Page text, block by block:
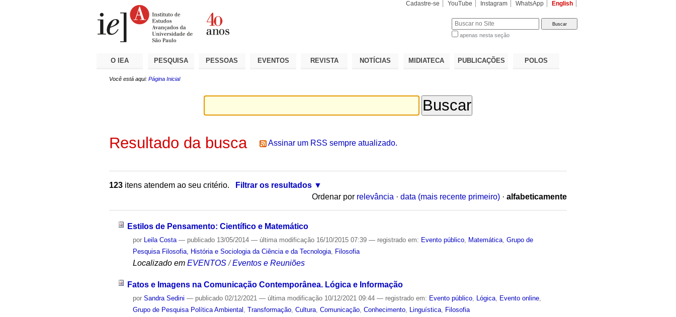
Cadastre-se YouTube Instagram WhatsApp English
apenas nesta seção
O IEA PESQUISA PESSOAS EVENTOS REVISTA NOTÍCIAS MIDIATECA PUBLICAÇÕES POLOS
Você está aqui: Página Inicial
Resultado da busca Assinar um RSS sempre atualizado.
123 itens atendem ao seu critério.
Filtrar os resultados
Ordenar por relevância · data (mais recente primeiro) · alfabeticamente
Estilos de Pensamento: Científico e Matemático
por Leila Costa — publicado 13/05/2014— última modificação 16/10/2015 07:39— registrado em: Evento público Matemática ,Grupo de
Pesquisa Filosofia, História e Sociologia da Ciência e da Tecnologia
Filosofia
Localizado em EVENTOS /Eventos e Reuniões
Fatos e Imagens na Comunicação Contemporânea. Lógica e Informação
porSandra Sedini — publicado 02/12/2021— última modificação 10/12/2021 09:44— registrado em: Evento público Lógica Evento online
Grupo de Pesquisa Política Ambiental ,Transformação ,Cultura ,Comunicação ,Conhecimento Linguística Filosofia